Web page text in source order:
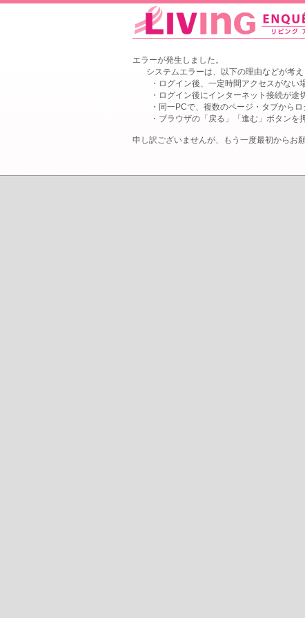
エラーが発生しました。
システムエラーは、以下の理由などが考え
・ログイン後、一定時間アクセスがない
・ログイン後にインターネット接続が途
・同一PCで、複数のページ・タブから
・ブラウザの「戻る」「進む」ボタンを
申し訳ございませんが、もう一度最初からお